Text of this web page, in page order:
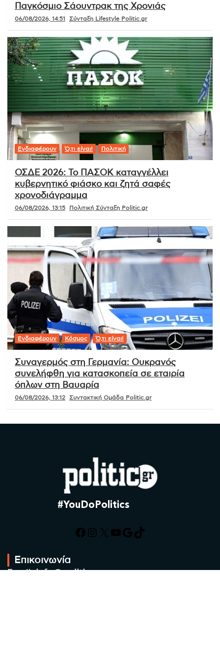
Παγκόσμιο Σάουντρακ της Χρονιάς
06/08/2026, 14:51 Σύνταξη Lifestyle Politic.gr
Ενδιαφέρουν Ό,τι είναι! Πολιτική
ΟΣΔΕ 2026: Το ΠΑΣΟΚ καταγγέλλει
κυβερνητικό φιάσκο και ζητά σαφές
χρονοδιάγραμμα
06/08/2026, 13:15 Πολιτική Σύνταξη Politic.gr
Ενδιαφέρουν Κόσμος Ό,τι είναι!
Συναγερμός στη Γερμανία: Ουκρανός
συνελήφθη για κατασκοπεία σε εταιρία
όπλων στη Βαυαρία
06/08/2026, 13:12 Συντακτική Ομάδα Politic.gr
#YouDoPolitics
Facebook
Instagram
X YouTube
Google
TikTok
Επικοινωνία
Email: